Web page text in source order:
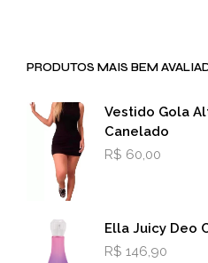
PRODUTOS MAIS BEM
Vestido Gola
Canelado
R$ 60,00
Ella Juicy Deo
R$ 146,90